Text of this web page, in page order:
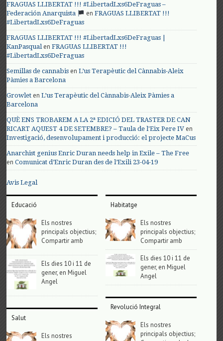
FRAGUAS LLIBERTAT !!! #LibertadLxs6DeFraguas –
Federación Anarquista
enFRAGUAS LLIBERTAT !!!
#LibertadLxs6DeFraguas
FRAGUAS LLIBERTAT !!! #LibertadLxs6DeFraguas |
KanPasqualenFRAGUAS LLIBERTAT !!!
#LibertadLxs6DeFraguas
Semillas de cannabis enL’us Terapèutic del Cànnabis-Aleix
Pàmies a Barcelona
Growlet enL’us Terapèutic del Cànnabis-Aleix Pàmies a
Barcelona
QUÈ ENS TROBAREM A LA 2ª EDICIÓ DEL TRASTER DE CAN
RICART AQUEST 4 DE SETEMBRE? – Taula de l'Eix Pere IV en
Investigació, desenvolupament i producció: el projecte MaCus
Anarchist genius Enric Duran needs help in Exile – The Free
enComunicat d’Enric Duran des de l’Exili 23-04-19
Avis Legal
Educació
Els nostres
principals objectius;
Compartir amb
Els dies 10 i 11 de
gener, en Miguel
Angel
Salut
Els nostres
Habitatge
Els nostres
principals objectius;
Compartir amb
Els dies 10 i 11 de
gener, en Miguel
Angel
Revolució Integral
Els nostres
principals objectius;